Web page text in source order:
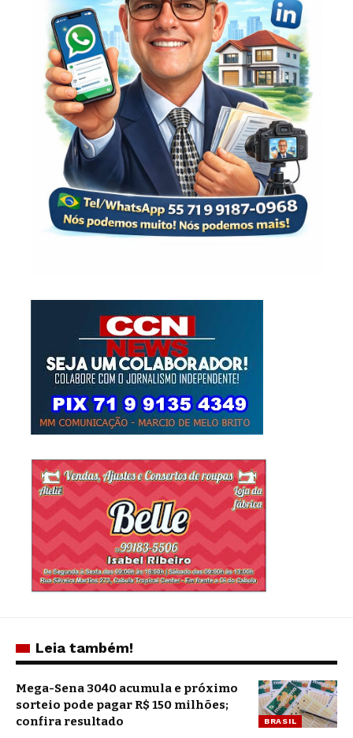
Leia também!
BRASIL
Mega-Sena 3040 acumula e próximo
sorteio pode pagar R$ 150 milhões;
confira resultado